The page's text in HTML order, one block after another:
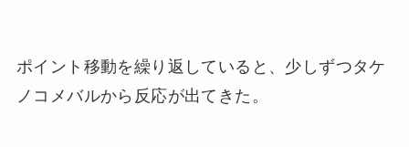
ポイント移動を繰り返していると、少しずつタケ
ノコメバルから反応が出てきた。